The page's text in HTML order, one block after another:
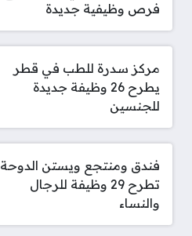
فرص وظيفية جديدة
مركز سدرة للطب في قطر
يطرح 26 وظيفة جديدة
للجنسين
فندق ومنتجع ويستن الدوحة
تطرح 29 وظيفة للرجال
والنساء